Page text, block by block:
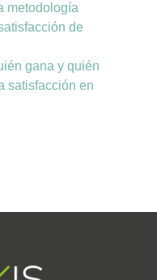
metodología
de
gana y quién
satisfacción en